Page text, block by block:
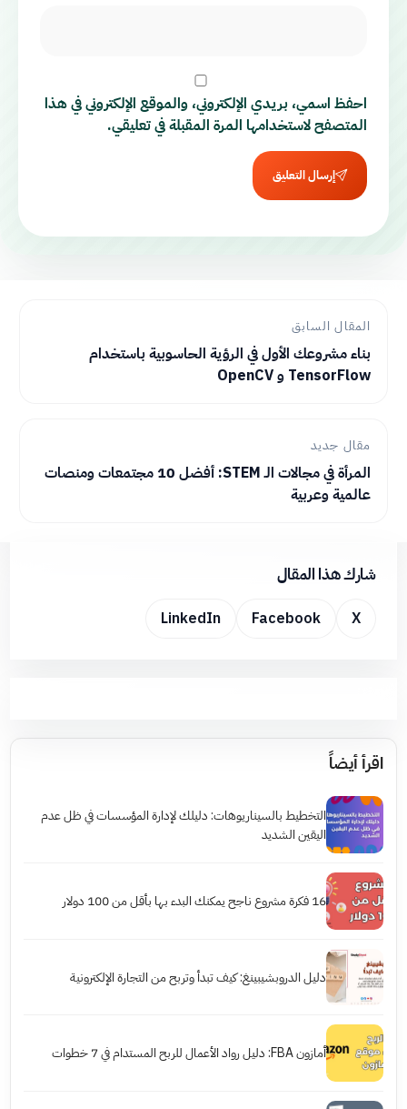
احفظ اسمي، بريدي الإلكتروني، والموقع الإلكتروني في هذا
المتصفح لاستخدامها المرة المقبلة في تعليقي.
إرسال التعليق
المقال السابق
بناء مشروعك الأول في الرؤية الحاسوبية باستخدام
TensorFlow و OpenCV
مقال جديد
المرأة في مجالات الـ STEM: أفضل 10 مجتمعات ومنصات
عالمية وعربية
شارك هذا المقال
X
Facebook
LinkedIn
اقرأ أيضاً
التخطيط بالسيناريوهات: دليلك لإدارة المؤسسات في ظل عدم
اليقين الشديد
16 فكرة مشروع ناجح يمكنك البدء بها بأقل من 100 دولار
دليل الدروبشيبينغ: كيف تبدأ وتربح من التجارة الإلكترونية
أمازون FBA: دليل رواد الأعمال للربح المستدام في 7 خطوات